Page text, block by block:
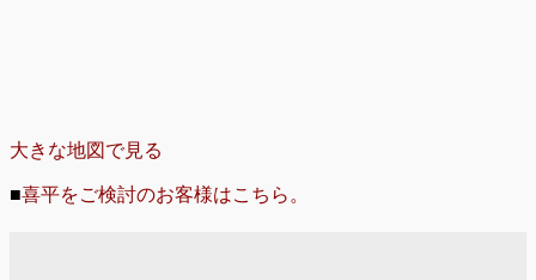
大きな地図で見る
■喜平をご検討のお客様はこちら。